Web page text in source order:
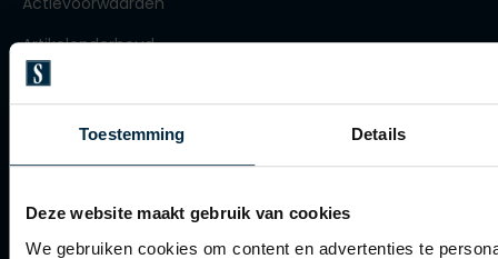
Toestemming Details
Deze website maakt gebruik van cookies
We gebruiken cookies om content en advertenties te
People of Shibuya
PME Legend
Polo Ralph Lauren
Artikelonderhoud
Winkel